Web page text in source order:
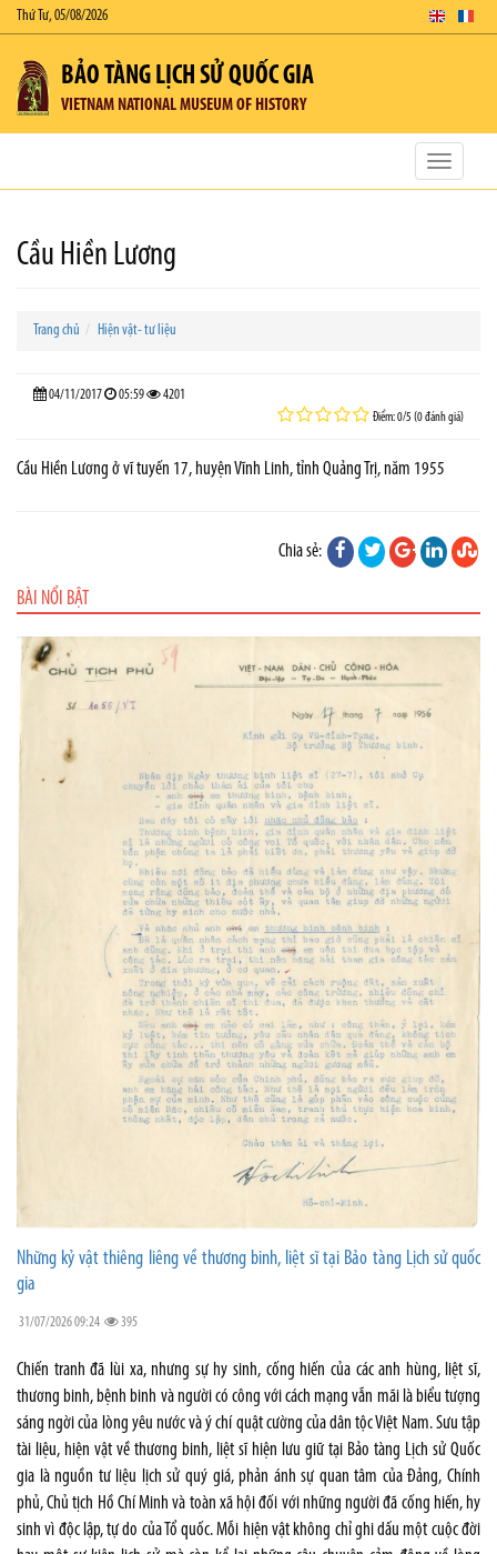
Thứ Tư, 05/08/2026
BẢO TÀNG LỊCH SỬ QUỐC GIA
VIETNAM NATIONAL MUSEUM OF HISTORY
Toggle
Cầu Hiền Lương
Trang chủ Hiện vật- tư liệu
04/11/2017 05:59 4201
Điểm: 0/5 (0 đánh giá)
Cầu Hiền Lương ở vĩ tuyến 17, huyện Vĩnh Linh, tỉnh Quảng Trị, năm 1955
Chia sẻ:
BÀI NỔI BẬT
Những kỷ vật thiêng liêng về thương binh, liệt sĩ tại Bảo tàng Lịch sử quốc
gia
31/07/2026 09:24 395
Chiến tranh đã lùi xa, nhưng sự hy sinh, cống hiến của các anh hùng, liệt sĩ,
thương binh, bệnh binh và người có công với cách mạng vẫn mãi là biểu tượng
sáng ngời của lòng yêu nước và ý chí quật cường của dân tộc Việt Nam. Sưu tập
tài liệu, hiện vật về thương binh, liệt sĩ hiện lưu giữ tại Bảo tàng Lịch sử Quốc
gia là nguồn tư liệu lịch sử quý giá, phản ánh sự quan tâm của Đảng, Chính
phủ, Chủ tịch Hồ Chí Minh và toàn xã hội đối với những người đã cống hiến, hy
sinh vì độc lập, tự do của Tổ quốc. Mỗi hiện vật không chỉ ghi dấu một cuộc đời